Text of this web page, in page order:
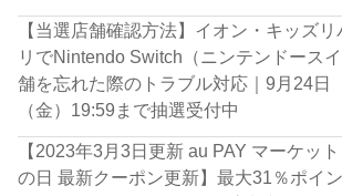
【当選店舗確認方法】イオン・キッズ
リでNintendo Switch（ニンテンドース
舗を忘れた際のトラブル対応｜9月24日
（金）19:59まで抽選受付中
【2023年3月3日更新 au PAY マーケッ
の日 最新クーポン更新】最大31％ポイ